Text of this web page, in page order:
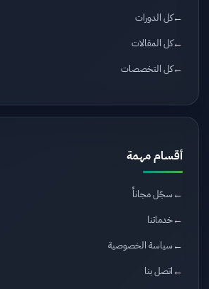
كل الدورات
كل المقالات
كل التخصصات
أقسام مهمة
سجّل مجاناً
خدماتنا
سياسة الخصوصية
اتصل بنا